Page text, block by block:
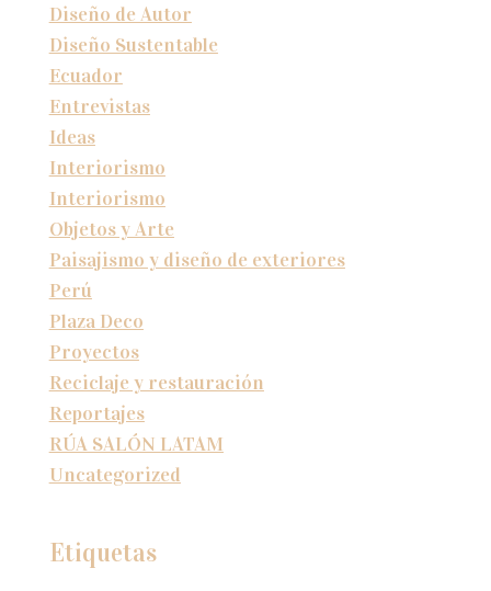
Diseño de Autor
Diseño Sustentable
Ecuador
Entrevistas
Ideas
Interiorismo
Interiorismo
Objetos y Arte
Paisajismo y diseño de exteriores
Perú
Plaza Deco
Proyectos
Reciclaje y restauración
Reportajes
RÚA SALÓN LATAM
Uncategorized
Etiquetas